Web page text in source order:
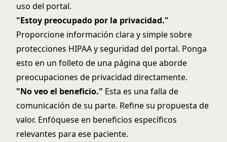
uso del portal.
"Estoy preocupado por la privacidad."
Proporcione información clara y simple sobre
protecciones HIPAA y seguridad del portal. Ponga
esto en un folleto de una página que aborde
preocupaciones de privacidad directamente.
"No veo el beneficio." Esta es una falla de
comunicación de su parte. Refine su propuesta de
valor. Enfóquese en beneficios específicos
relevantes para ese paciente.